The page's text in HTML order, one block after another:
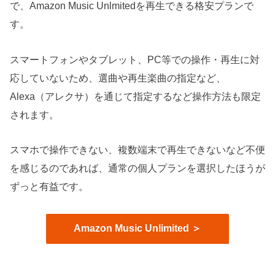
で、Amazon Music Unlmitedを再生できる格安プランで
す。
スマートフォンやタブレット、PC等での操作・再生に対
応していないため、選曲や再生楽曲の指定など、
Alexa（アレクサ）を通じて指定するなど操作方法も限定
されます。
スマホで操作できない、複数端末で再生できないなど不便
を感じるのであれば、通常の個人プランを選択したほうが
ずっと有益です。
Amazon Music Unlimited ＞